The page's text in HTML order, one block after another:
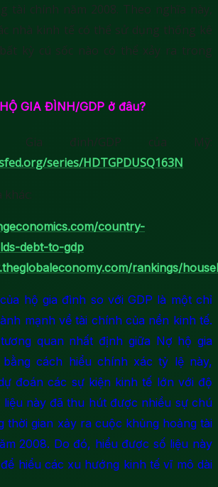
tài chính năm 2008. Theo nghĩa này,
nhà kinh tế có thể sử dụng thống kê
kỳ cú sốc nào có thể xảy ra trong
GIA ĐÌNH/GDP ở đâu?
đinh/GDP của Mỹ:
series/HDTGPDUSQ163N
khác:
country-
debt-to-gdp
rankings/
hộ gia đình so với GDP là một chỉ
mạnh về tài chính của nền kinh tế.
quan nhất định giữa Nợ hộ gia
cách hiểu chính xác tỷ lệ này,
đoán các sự kiện kinh tế lớn với độ
này đã thu hút được nhiều sự chú
thời gian xảy ra cuộc khủng hoảng tài
2008. Do đó, hiểu được số liệu này
hiểu các xu hướng kinh tế vĩ mô dài